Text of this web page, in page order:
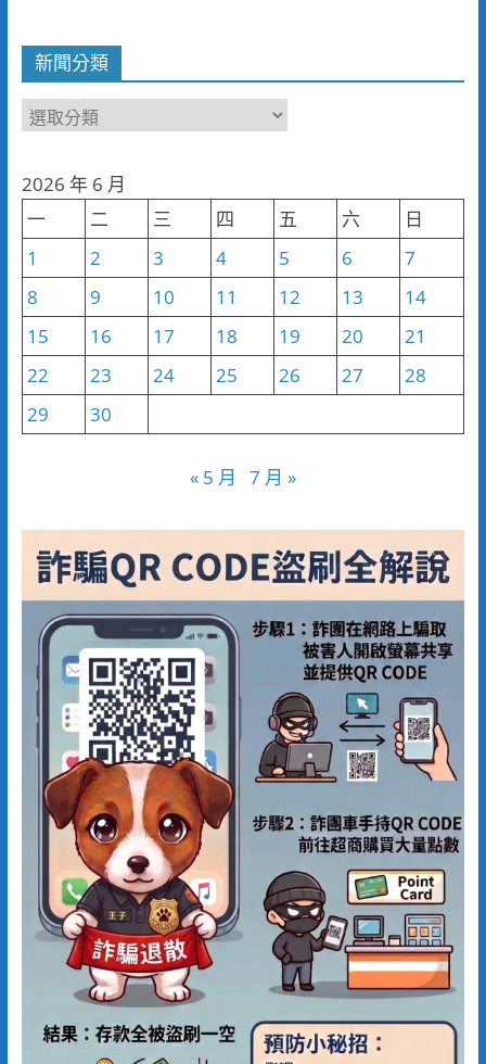
新聞分類
新
類
2026 年 6 月
一
二 三 四 五 六
日
1
2 3 4 5 6
7
8
9 10 11 12 13
14
15
16 17 18 19 20
21
22
23 24 25 26 27
28
29
30
« 5 月 7 月 »